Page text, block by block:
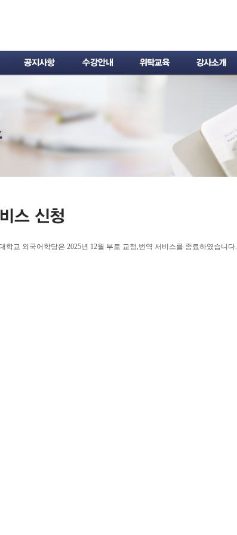
학교 외국어학당은 2025년 12월 부로 교정,번역 서비스를 종료하였습니다.